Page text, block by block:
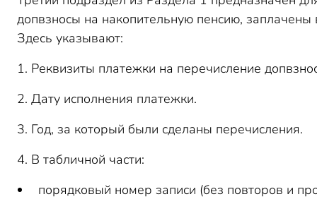
допвзносы на накопительную пенсию,
Здесь указывают:
1. Реквизиты платежки на перечисление
2. Дату исполнения платежки.
3. Год, за который были сделаны перечисления.
4. В табличной части:
порядковый номер записи (без повторов и